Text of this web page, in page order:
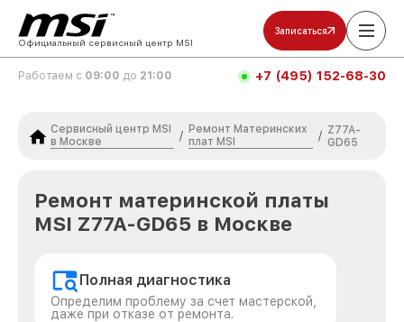
Официальный сервисный центр MSI
Записаться
Работаем с 09:00 до 21:00 +7 (495) 152-68-30
Сервисный центр MSI
в Москве
/
Ремонт Материнских
плат MSI
/ Z77A-
GD65
Ремонт материнской платы
MSI Z77A-GD65 в Москве
Полная диагностика
Определим проблему за счет мастерской,
даже при отказе от ремонта.